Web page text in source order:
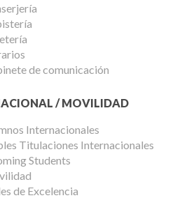
de comunicación
/ MOVILIDAD
Internacionales
Titulaciones Internacionales
Students
de Excelencia